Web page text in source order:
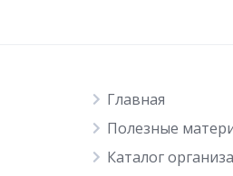
Главная
Полезные
Каталог